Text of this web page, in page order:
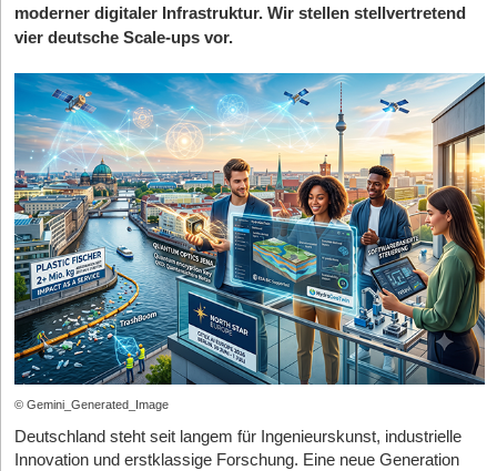
moderner digitaler Infrastruktur. Wir stellen stellvertretend
vier deutsche Scale-ups vor.
© Gemini_Generated_Image
Deutschland steht seit langem für Ingenieurskunst, industrielle
Innovation und erstklassige Forschung. Eine neue Generation